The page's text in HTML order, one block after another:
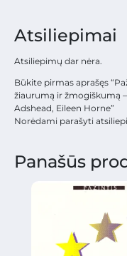
Atsiliepimai
Atsiliepimų dar nėra.
Būkite pirmas aprašęs
žiaurumą ir žmogiškumą
Adshead, Eileen Horne”
Norėdami parašyti
Panašūs